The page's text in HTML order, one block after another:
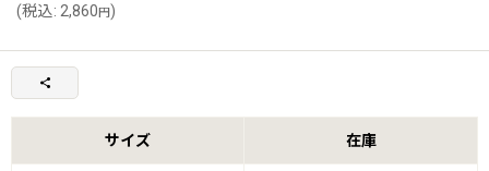
(税込: 2,860円)
サイズ 在庫